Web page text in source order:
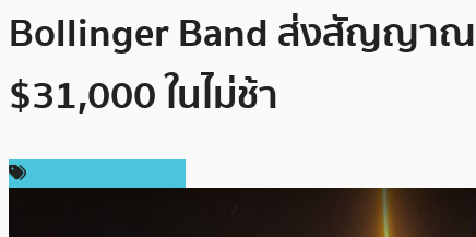
Bollinger Band ส่งสัญญาณ
$31,000 ในไม่ช้า